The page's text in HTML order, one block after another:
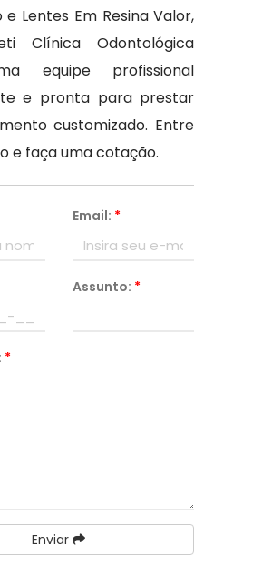
e Lentes Em Resina Valor,
Clínica Odontológica
equipe profissional
e pronta para prestar
customizado. Entre
e faça uma cotação.
Email: *
Assunto: *
*
Enviar